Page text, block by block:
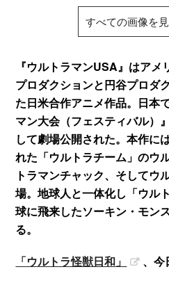
すべての画像を見
『ウルトラマンUSA』はアメ
プロダクションと円谷プロダ
た日米合作アニメ作品。日本
マン大会（フェスティバル）
して劇場公開された。本作に
れた「ウルトラチーム」のウ
トラマンチャック、そしてウ
場。地球人と一体化し「ウル
球に飛来したソーキン・モン
る。
「ウルトラ怪獣日和」
、今